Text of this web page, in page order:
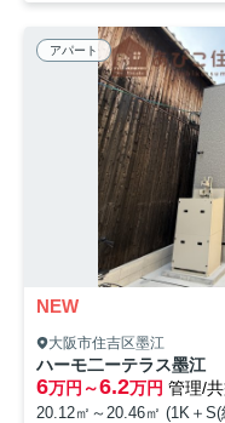
アパート
NEW
大阪市住吉区墨江
ハーモ二ーテラス墨江
6万円～6.2万円 管理/
20.12㎡～20.46㎡ (1K＋